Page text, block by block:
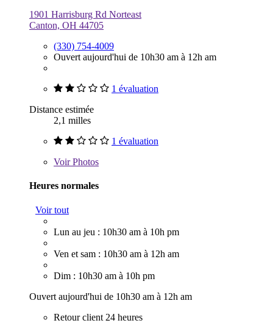
1901 Harrisburg Rd Norteast
Canton, OH 44705
(330) 754-4009
Ouvert aujourd'hui de 10h30 am à 12h am
1 évaluation
Distance estimée
2,1 milles
1 évaluation
VoirPhotos
Heures normales
Voir tout
Lun au jeu : 10h30 am à 10h pm
Ven et sam : 10h30 am à 12h am
Dim : 10h30 am à 10h pm
Ouvert aujourd'hui de 10h30 am à 12h am
Retour client 24 heures